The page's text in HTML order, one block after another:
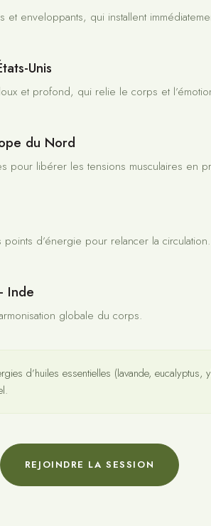
enveloppants, qui installent
Unis
et profond, qui relie le corps et
du Nord
pour libérer les tensions musculaires en
d’énergie pour relancer la circulation.
Inde
globale du corps.
d’huiles essentielles (lavande, eucalyptus,
REJOINDRE LA SESSION